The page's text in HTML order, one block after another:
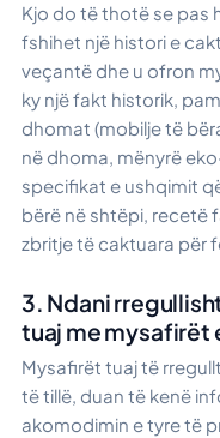
Kjo do të thotë se pas
fshihet një histori e
veçantë dhe u ofron
ky një fakt historik,
dhomat (mobilje të
në dhoma, mënyrë
specifikat e ushqimit
bërë në shtëpi, recetë
zbritje të caktuara për
3. Ndani
tuaj me mysafirët
Mysafirët tuaj të
të tillë, duan të kenë
akomodimin e tyre të